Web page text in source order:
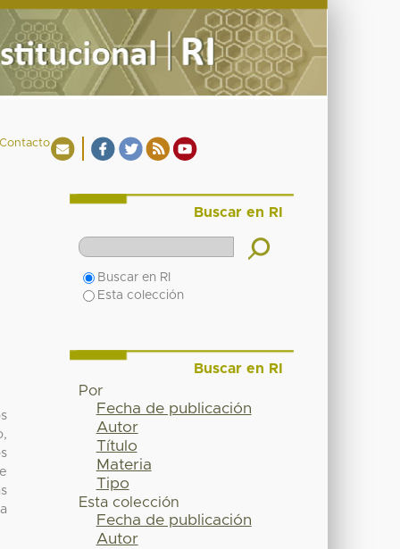
Buscar en RI
Buscar en RI
Esta colección
Buscar en RI
Por
Fecha de publicación
Autor
Título
Materia
Tipo
Esta colección
Fecha de publicación
Autor